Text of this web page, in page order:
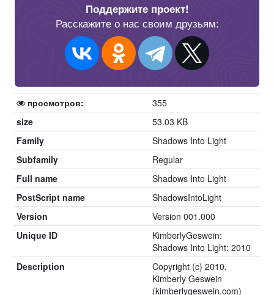
Поддержите проект!
Расскажите о нас своим друзьям:
просмотров:
355
size
53.03 KB
Family
Shadows Into Light
Subfamily
Regular
Full name
Shadows Into Light
PostScript name
ShadowsIntoLight
Version
Version 001.000
Unique ID
KimberlyGeswein:
Shadows Into Light: 2010
Description
Copyright (c) 2010,
Kimberly Geswein
(kimberlygeswein.com)